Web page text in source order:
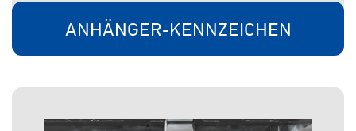
ANHÄNGER-KENNZEICHEN